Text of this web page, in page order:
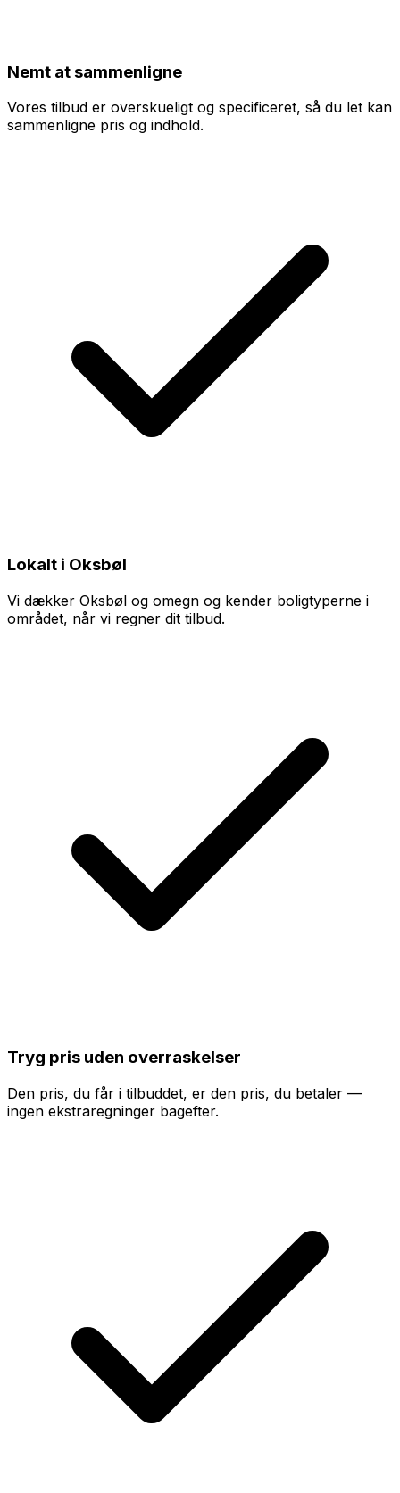
Nemt at sammenligne
Vores tilbud er overskueligt og specificeret, så du let kan
sammenligne pris og indhold.
Lokalt i Oksbøl
Vi dækker Oksbøl og omegn og kender boligtyperne i
området, når vi regner dit tilbud.
Tryg pris uden overraskelser
Den pris, du får i tilbuddet, er den pris, du betaler —
ingen ekstraregninger bagefter.